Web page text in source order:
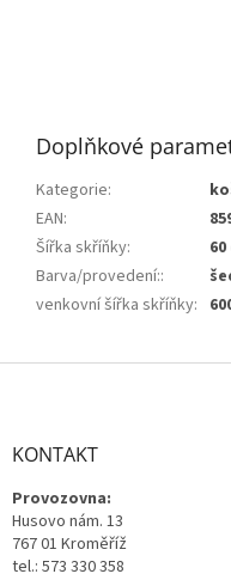
Doplňkové
Kategorie:
EAN:
Šířka skříňky:
Barva/provedení::
venkovní šířka skříňky:
Z
KONTAKT
Provozovna:
Husovo nám. 13
767 01 Kroměříž
tel.: 573 330 358